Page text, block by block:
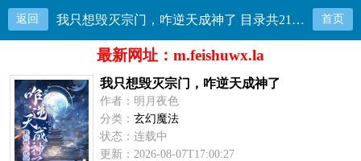
返回 我只想毁灭宗门，咋逆天成神了 目录共2184章 首页
最新网址：m.feishuwx.la
我只想毁灭宗门，咋逆天成神了
作者：明月夜色
分类：玄幻魔法
状态：连载中
更新：2026-08-07T17:00:27